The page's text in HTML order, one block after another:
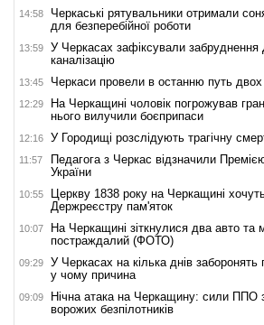
14:58
Черкаські рятувальники отримали
для безперебійної роботи
13:59
У Черкасах зафіксували забруднення
каналізацію
13:45 Черкаси провели в останню путь двох
12:29
На Черкащині чоловік погрожував
нього вилучили боєприпаси
12:16 У Городищі розслідують трагічну
11:57
Педагога з Черкас відзначили
України
10:55
Церкву 1838 року на Черкащині
Держреєстру пам'яток
10:07
На Черкащині зіткнулися два авто та
постраждалий (ФОТО)
09:29
У Черкасах на кілька днів заборонять
у чому причина
09:09
Нічна атака на Черкащину: сили ППО
ворожих безпілотників